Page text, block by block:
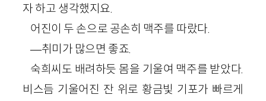
자 하고 생각했지요.
어진이 두 손으로 공손히 맥주를 따랐다.
―취미가 많으면 좋죠.
숙희씨도 배려하듯 몸을 기울여 맥주를 받았다.
비스듬 기울어진 잔 위로 황금빛 기포가 빠르게